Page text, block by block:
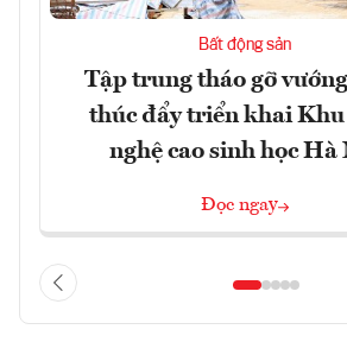
Bất động sản
Tập trung tháo gỡ
thúc đẩy triển khai Khu
nghệ cao sinh học Hà
Đọc ngay